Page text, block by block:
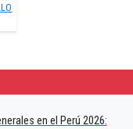
en el Perú 2026: